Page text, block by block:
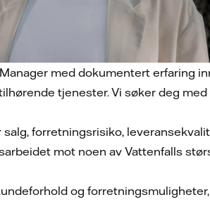
med dokumentert erfaring
tjenester. Vi søker deg med
forretningsrisiko,
mot noen av Vattenfalls
og